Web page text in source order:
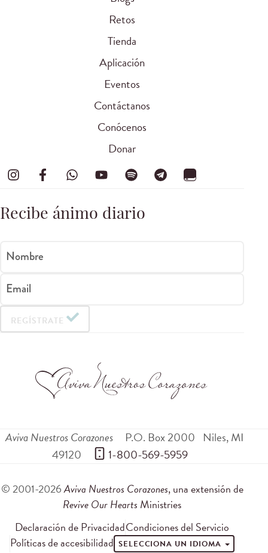
Retos
Tienda
Aplicación
Eventos
Contáctanos
Conócenos
Donar
Recibe ánimo diario
Nombre
Email
REGÍSTRATE
Aviva Nuestros Corazones P.O. Box 2000 Niles,MI
49120
1-800-569-5959
© 2001-2026Aviva Nuestros Corazones, una extensión de
Revive Our Hearts Ministries
Declaración de PrivacidadCondiciones del Servicio
Políticas de accesibilidad SELECCIONA UN IDIOMA